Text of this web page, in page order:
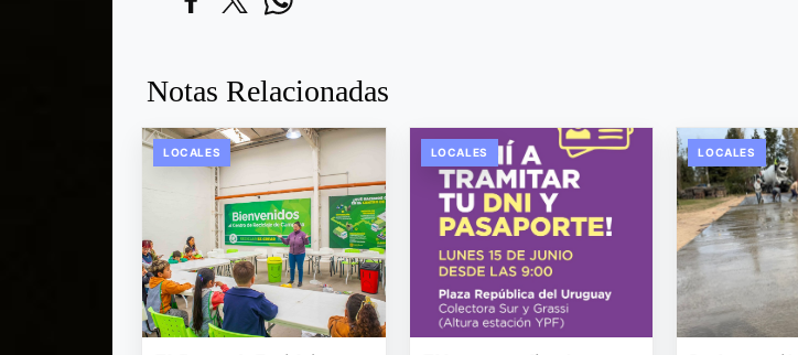
Notas Relacionadas
LOCALES LOCALES LOCALES